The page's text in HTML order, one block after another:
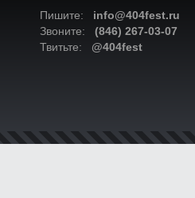
Пишите: info@404fest.ru
Звоните: (846) 267-03-07
Твитьте: @404fest